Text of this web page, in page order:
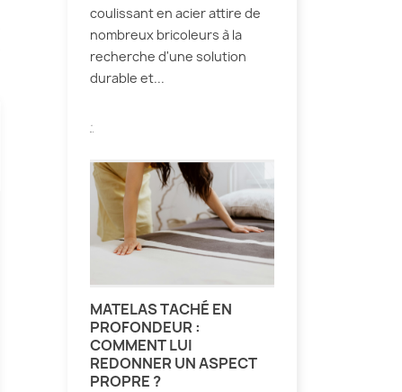
coulissant en acier attire de
nombreux bricoleurs à la
recherche d'une solution
durable et...
.
MATELAS TACHÉ EN
PROFONDEUR :
COMMENT LUI
REDONNER UN ASPECT
PROPRE ?